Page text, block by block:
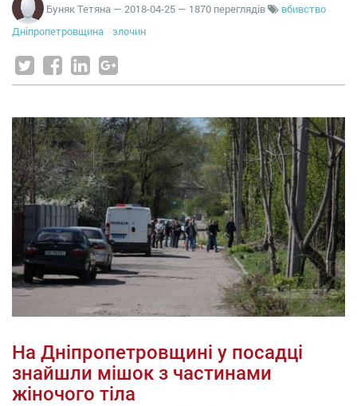
Буняк Тетяна — 2018-04-25 — 1870 переглядів
вбивство
Дніпропетровщина
злочин
На Дніпропетровщині у посадці
знайшли мішок з частинами
жіночого тіла